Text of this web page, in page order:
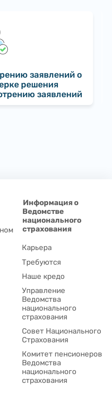
заявлений о
решения
заявлений
Информация о
Ведомстве
национального
страхования
Карьера
Требуются
Наше кредо
Управление
Ведомства
национального
страхования
Совет Национального
Cтрахования
Комитет пенсионеров
Ведомства
национального
страхования